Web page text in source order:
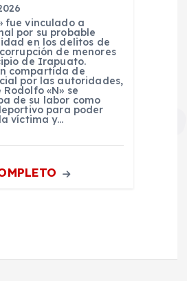
fue vinculado a
por su probable
en los delitos de
de menores
de Irapuato.
compartida de
por las autoridades,
«N» se
de su labor como
para poder
víctima y…